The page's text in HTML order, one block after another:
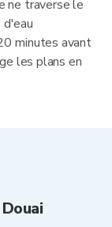
ne traverse le
minutes avant
les plans en